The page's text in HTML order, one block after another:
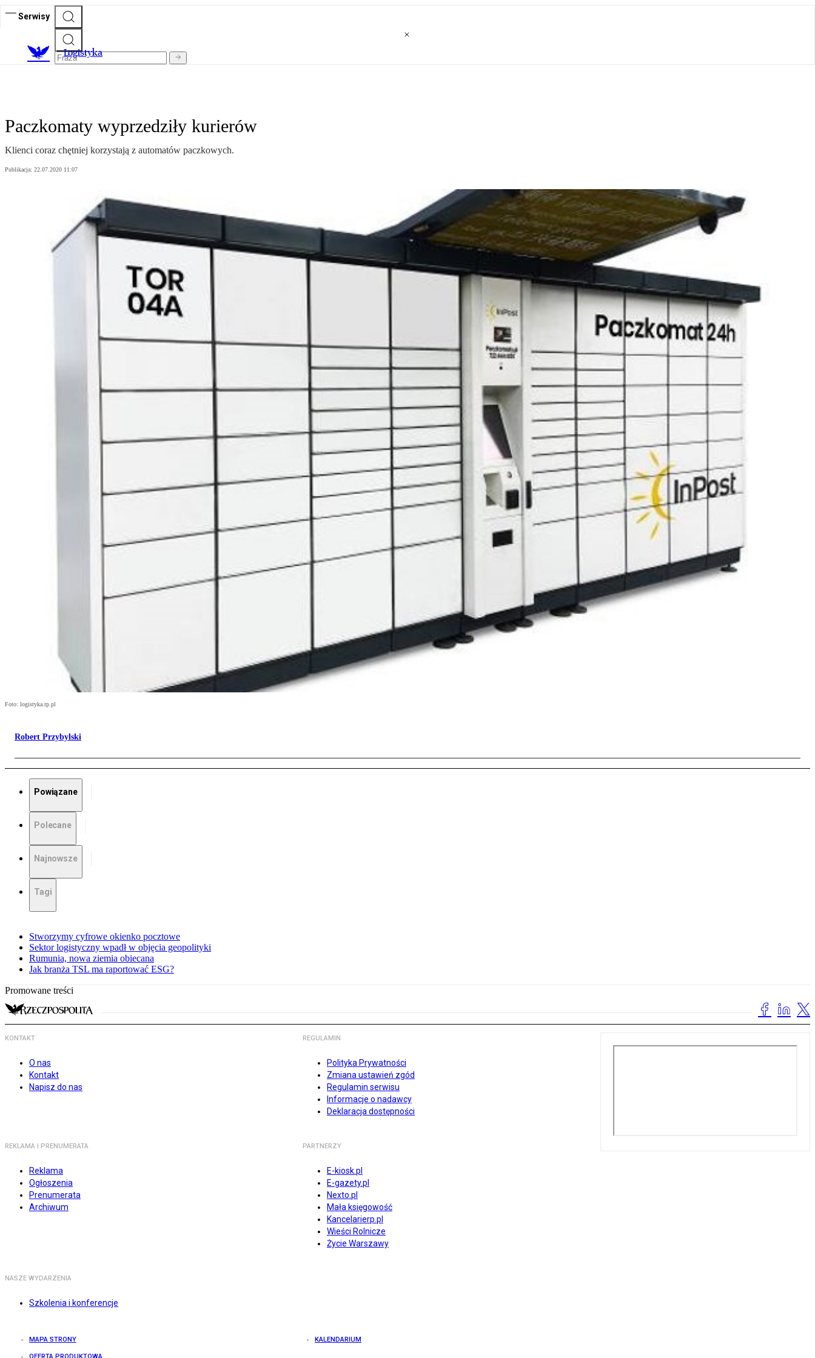
Serwisy
Logistyka
Paczkomaty wyprzedziły kurierów
Klienci coraz chętniej korzystają z automatów paczkowych.
Publikacja: 22.07.2020 11:07
Foto: logistyka.rp.pl
Robert Przybylski
Powiązane
Polecane
Najnowsze
Tagi
Stworzymy cyfrowe okienko pocztowe
Sektor logistyczny wpadł w objęcia geopolityki
Rumunia, nowa ziemia obiecana
Jak branża TSL ma raportować ESG?
Promowane treści
KONTAKT
O nas
Kontakt
Napisz do nas
REGULAMIN
Polityka Prywatności
Zmiana ustawień zgód
Regulamin serwisu
Informacje o nadawcy
Deklaracja dostępności
REKLAMA I PRENUMERATA
Reklama
Ogłoszenia
Prenumerata
Archiwum
PARTNERZY
E-kiosk.pl
E-gazety.pl
Nexto.pl
Mała księgowość
Kancelarierp.pl
Wieści Rolnicze
Życie Warszawy
NASZE WYDARZENIA
Szkolenia i konferencje
MAPA STRONY KALENDARIUM